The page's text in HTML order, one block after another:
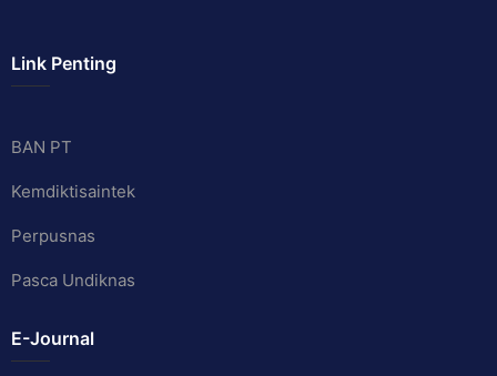
Link Penting
BAN PT
Kemdiktisaintek
Perpusnas
Pasca Undiknas
E-Journal